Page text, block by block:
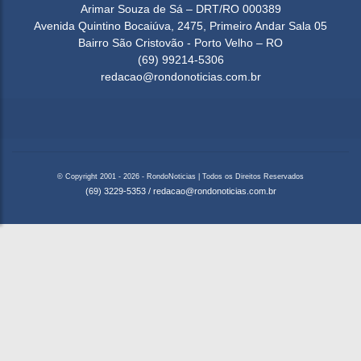
Arimar Souza de Sá – DRT/RO 000389
Avenida Quintino Bocaiúva, 2475, Primeiro Andar Sala 05
Bairro São Cristovão - Porto Velho – RO
(69) 99214-5306
redacao@rondonoticias.com.br
© Copyright 2001 - 2026 - RondoNoticias | Todos os Direitos Reservados
(69) 3229-5353 / redacao@rondonoticias.com.br